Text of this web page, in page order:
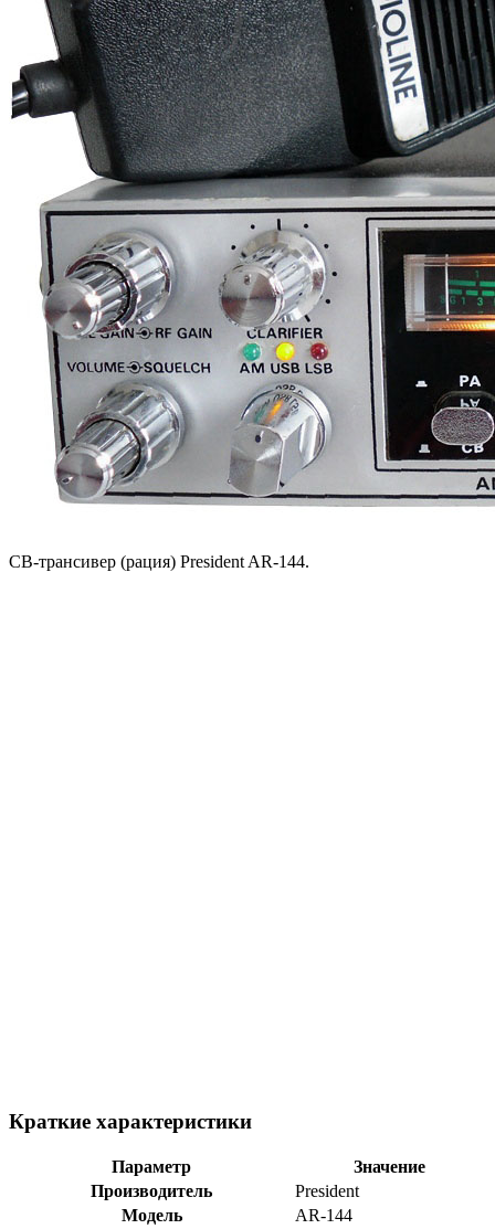
CB-трансивер (рация) President AR-144.
Краткие характеристики
Параметр
Значение
Производитель
President
Модель
AR-144